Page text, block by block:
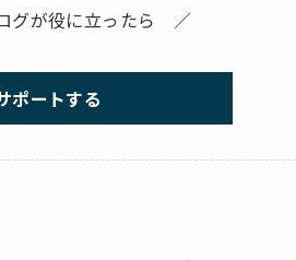
グが役に立ったら ／
ポートする